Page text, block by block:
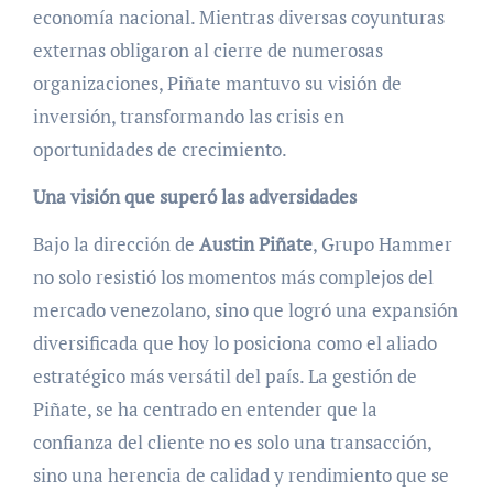
economía nacional. Mientras diversas coyunturas
externas obligaron al cierre de numerosas
organizaciones, Piñate mantuvo su visión de
inversión, transformando las crisis en
oportunidades de crecimiento.
Una visión que superó las adversidades
Bajo la dirección de Austin Piñate, Grupo Hammer
no solo resistió los momentos más complejos del
mercado venezolano, sino que logró una expansión
diversificada que hoy lo posiciona como el aliado
estratégico más versátil del país. La gestión de
Piñate, se ha centrado en entender que la
confianza del cliente no es solo una transacción,
sino una herencia de calidad y rendimiento que se